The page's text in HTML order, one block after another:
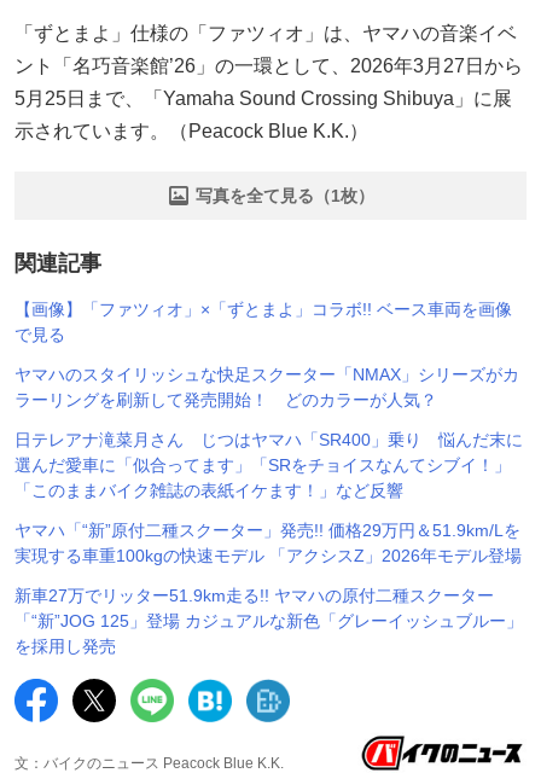
「ずとまよ」仕様の「ファツィオ」は、ヤマハの音楽イベ
ント「名巧音楽館’26」の一環として、2026年3月27日から
5月25日まで、「Yamaha Sound Crossing Shibuya」に展
示されています。（Peacock Blue K.K.）
写真を全て見る（1枚）
関連記事
【画像】「ファツィオ」×「ずとまよ」コラボ!! ベース車両を画像
で見る
ヤマハのスタイリッシュな快足スクーター「NMAX」シリーズがカ
ラーリングを刷新して発売開始！ どのカラーが人気？
日テレアナ滝菜月さん じつはヤマハ「SR400」乗り 悩んだ末に
選んだ愛車に「似合ってます」「SRをチョイスなんてシブイ！」
「このままバイク雑誌の表紙イケます！」など反響
ヤマハ「“新”原付二種スクーター」発売!! 価格29万円＆51.9km/Lを
実現する車重100kgの快速モデル 「アクシスZ」2026年モデル登場
新車27万でリッター51.9km走る!! ヤマハの原付二種スクーター
「“新”JOG 125」登場 カジュアルな新色「グレーイッシュブルー」
を採用し発売
文：バイクのニュース Peacock Blue K.K.